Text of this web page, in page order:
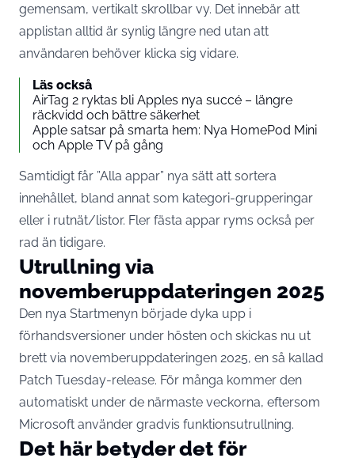
gemensam, vertikalt skrollbar vy. Det innebär att
applistan alltid är synlig längre ned utan att
användaren behöver klicka sig vidare.
Läs också
AirTag 2 ryktas bli Apples nya succé – längre
räckvidd och bättre säkerhet
Apple satsar på smarta hem: Nya HomePod Mini
och Apple TV på gång
Samtidigt får ”Alla appar” nya sätt att sortera
innehållet, bland annat som kategori-grupperingar
eller i rutnät/listor. Fler fästa appar ryms också per
rad än tidigare.
Utrullning via
novemberuppdateringen 2025
Den nya Startmenyn började dyka upp i
förhandsversioner under hösten och skickas nu ut
brett via novemberuppdateringen 2025, en så kallad
Patch Tuesday-release. För många kommer den
automatiskt under de närmaste veckorna, eftersom
Microsoft använder gradvis funktionsutrullning.
Det här betyder det för